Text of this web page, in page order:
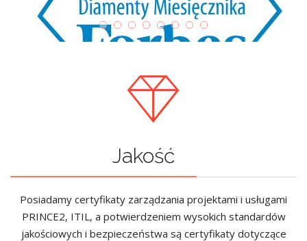
Jakość
Posiadamy certyfikaty zarządzania projektami i usługami
PRINCE2, ITIL, a potwierdzeniem wysokich standardów
jakościowych i bezpieczeństwa są certyfikaty dotyczące